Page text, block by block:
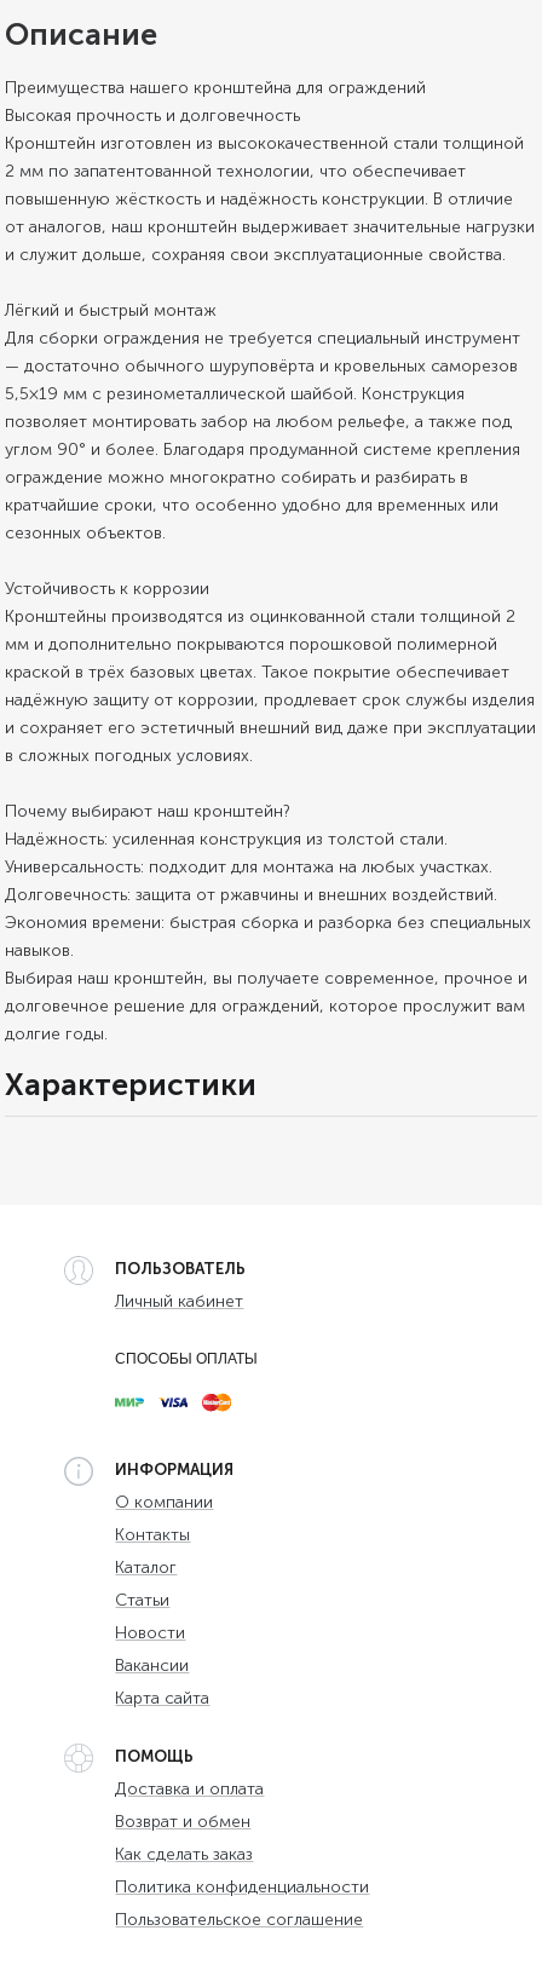
Описание
Преимущества нашего кронштейна для ограждений
Высокая прочность и долговечность
Кронштейн изготовлен из высококачественной стали толщиной
2 мм по запатентованной технологии, что обеспечивает
повышенную жёсткость и надёжность конструкции. В отличие
от аналогов, наш кронштейн выдерживает значительные нагрузки
и служит дольше, сохраняя свои эксплуатационные свойства.
Лёгкий и быстрый монтаж
Для сборки ограждения не требуется специальный инструмент
— достаточно обычного шуруповёрта и кровельных саморезов
5,5×19 мм с резинометаллической шайбой. Конструкция
позволяет монтировать забор на любом рельефе, а также под
углом 90° и более. Благодаря продуманной системе крепления
ограждение можно многократно собирать и разбирать в
кратчайшие сроки, что особенно удобно для временных или
сезонных объектов.
Устойчивость к коррозии
Кронштейны производятся из оцинкованной стали толщиной 2
мм и дополнительно покрываются порошковой полимерной
краской в трёх базовых цветах. Такое покрытие обеспечивает
надёжную защиту от коррозии, продлевает срок службы изделия
и сохраняет его эстетичный внешний вид даже при эксплуатации
в сложных погодных условиях.
Почему выбирают наш кронштейн?
Надёжность: усиленная конструкция из толстой стали.
Универсальность: подходит для монтажа на любых участках.
Долговечность: защита от ржавчины и внешних воздействий.
Экономия времени: быстрая сборка и разборка без специальных
навыков.
Выбирая наш кронштейн, вы получаете современное, прочное и
долговечное решение для ограждений, которое прослужит вам
долгие годы.
Характеристики
ПОЛЬЗОВАТЕЛЬ
Личный кабинет
СПОСОБЫ ОПЛАТЫ
ИНФОРМАЦИЯ
О компании
Контакты
Каталог
Статьи
Новости
Вакансии
Карта сайта
ПОМОЩЬ
Доставка и оплата
Возврат и обмен
Как сделать заказ
Политика конфиденциальности
Пользовательское соглашение